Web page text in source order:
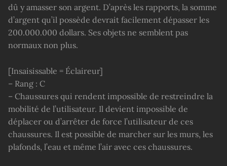
dû y amasser son argent. D’après les rapports, la somme
d’argent qu’il possède devrait facilement dépasser les
200.000.000 dollars. Ses objets ne semblent pas
normaux non plus.
[Insaisissable = Éclaireur]
– Rang : C
– Chaussures qui rendent impossible de restreindre la
mobilité de l’utilisateur. Il devient impossible de
déplacer ou d’arrêter de force l’utilisateur de ces
chaussures. Il est possible de marcher sur les murs, les
plafonds, l’eau et même l’air avec ces chaussures.